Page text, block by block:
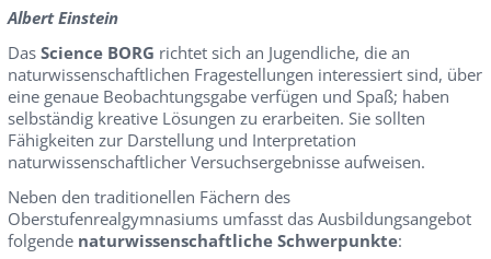
Albert Einstein
Das Science BORG richtet sich an Jugendliche, die an
naturwissenschaftlichen Fragestellungen interessiert sind, über
eine genaue Beobachtungsgabe verfügen und Spaß; haben
selbständig kreative Lösungen zu erarbeiten. Sie sollten
Fähigkeiten zur Darstellung und Interpretation
naturwissenschaftlicher Versuchsergebnisse aufweisen.
Neben den traditionellen Fächern des
Oberstufenrealgymnasiums umfasst das Ausbildungsangebot
folgende naturwissenschaftliche Schwerpunkte: